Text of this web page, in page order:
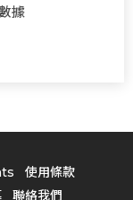
據
使用條款
聯絡我們